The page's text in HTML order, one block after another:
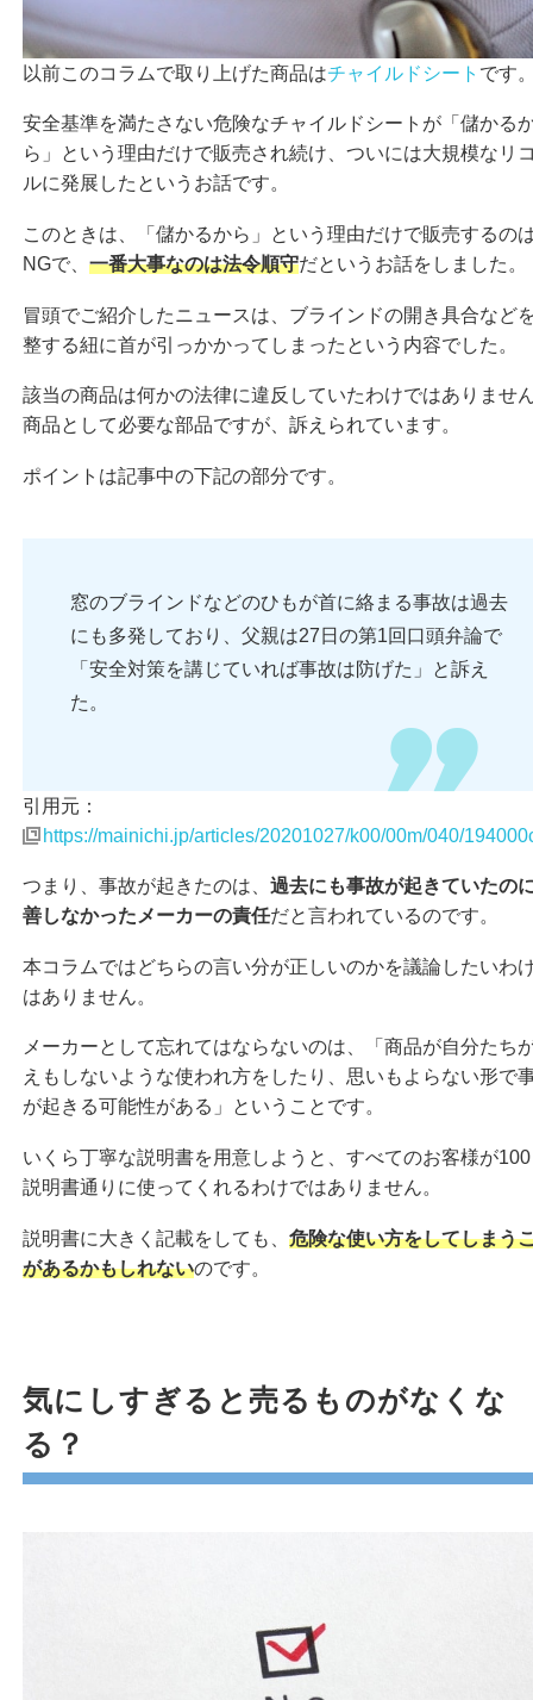
以前このコラムで取り上げた商品はチャイルドシート です
安全基準を満たさない危険なチャイルドシートが「儲かる
ら」という理由だけで販売され続け、ついには大規模なリ
ルに発展したというお話です。
このときは、「儲かるから」という理由だけで販売するの
NGで、 一番大事なのは法令順守だというお話をしました。
冒頭でご紹介したニュースは、ブラインドの開き具合など
整する紐に首が引っかかってしまったという内容でした。
該当の商品は何かの法律に違反していたわけではありませ
商品として必要な部品ですが、訴えられています。
ポイントは記事中の下記の部分です。
窓のブラインドなどのひもが首に絡まる事故は過去
にも多発しており、父親は27日の第1回口頭弁論で
「安全対策を講じていれば事故は防げた」と訴え
た。
引用元：
https://mainichi.jp/articles/20201027/k00/00m/040/
つまり、事故が起きたのは、 過去にも事故が起きていたの
善しなかったメーカーの責任だと言われているのです。
本コラムではどちらの言い分が正しいのかを議論したいわ
はありません。
メーカーとして忘れてはならないのは、「商品が自分たち
えもしないような使われ方をしたり、思いもよらない形で
が起きる可能性がある」ということです。
いくら丁寧な説明書を用意しようと、すべてのお客様が
説明書通りに使ってくれるわけではありません。
説明書に大きく記載をしても、 危険な使い方をしてしまう
があるかもしれないのです。
気にしすぎると売るものがなくな
る？